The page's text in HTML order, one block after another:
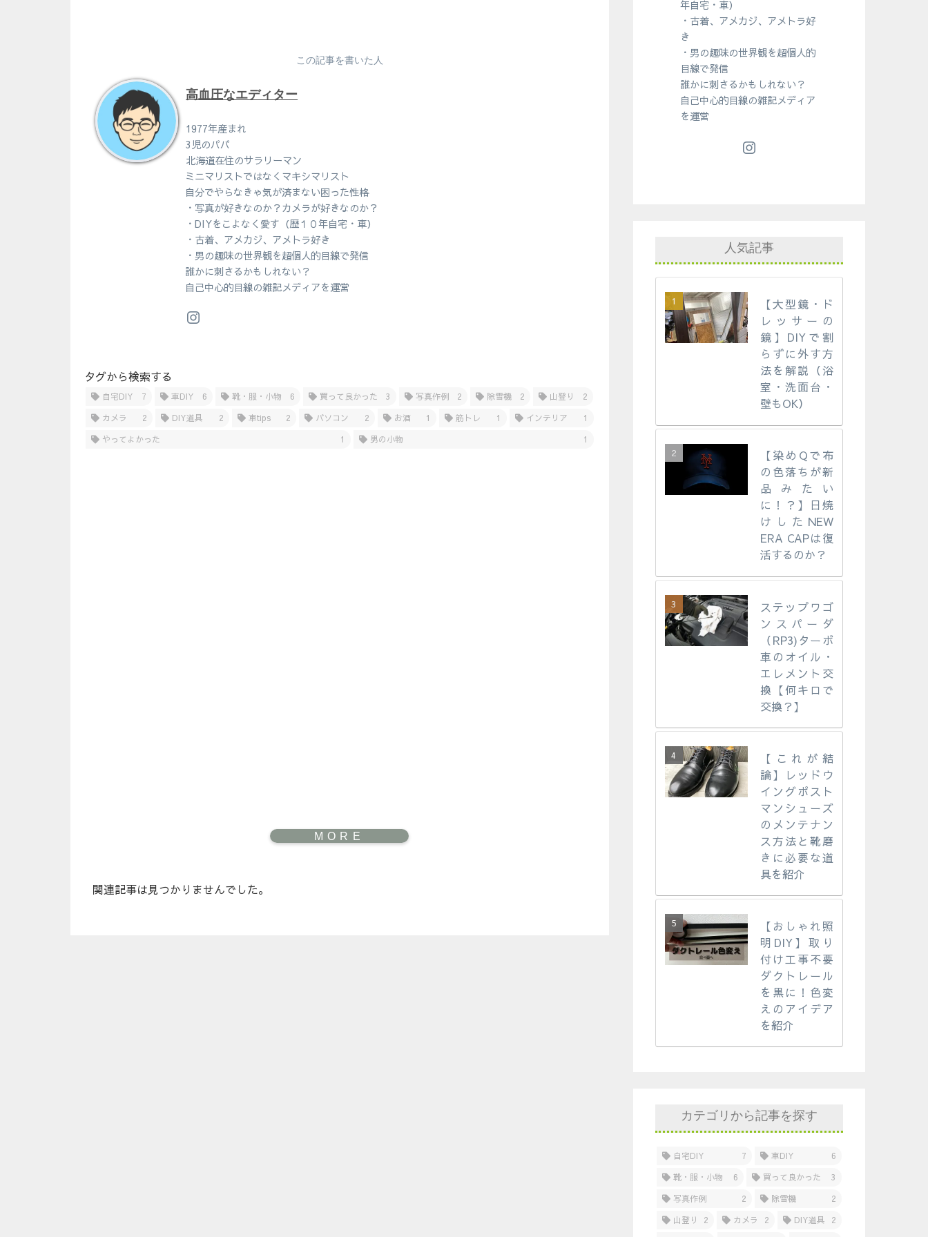
この記事を書いた人
高血圧なエディター
1977年産まれ
3児のパパ
北海道在住のサラリーマン
ミニマリストではなくマキシマリスト
自分でやらなきゃ気が済まない困った性格
・写真が好きなのか？カメラが好きなのか？
・DIYをこよなく愛す（歴１０年自宅・車）
・古着、アメカジ、アメトラ好き
・男の趣味の世界観を超個人的目線で発信
誰かに刺さるかもしれない？
自己中心的目線の雑記メディアを運営
タグから検索する
自宅DIY 7 車DIY 6 靴・服・小物 6 買って良かった 3 写真作例 2 除雪機 2 山登り
2
カメラ
2 DIY道具 2 車tips 2 パソコン 2 お酒 1 筋トレ 1 インテリア
1
やってよかった
1 男の小物 1
関連記事は見つかりませんでした。
年自宅・車）
・古着、アメカジ、アメトラ好
き
・男の趣味の世界観を超個人的
目線で発信
誰かに刺さるかもしれない？
自己中心的目線の雑記メディア
を運営
人気記事
【大型鏡・ド
レッサーの
鏡】DIYで割
らずに外す方
法を解説（浴
室・洗面台・
壁もOK）
【染めQで布
の色落ちが新
品みたい
に！？】日焼
けしたNEW
ERA CAPは復
活するのか？
ステップワゴ
ンスパーダ
（RP3)ターボ
車のオイル・
エレメント交
換【何キロで
交換？】
【これが結
論】レッドウ
イングポスト
マンシューズ
のメンテナン
ス方法と靴磨
きに必要な道
具を紹介
【おしゃれ照
明DIY】取り
付け工事不要
ダクトレール
を黒に！色変
えのアイデア
を紹介
カテゴリから記事を探す
自宅DIY 7 車DIY
6
靴・服・小物
6 買って良かった
3
写真作例
2 除雪機
2
山登り
2 カメラ 2 DIY道具
2